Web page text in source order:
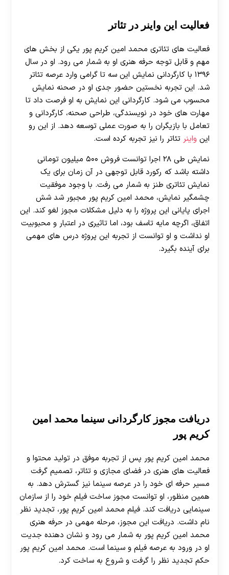
فعالیت این واینر در تئاتر
فعالیت های تئاتری محمد امین کریم پور یکی از بخش های
مهم و قابل توجه حرفه هنری او به شمار می‌ رود. او در سال
۱۳۹۶ با کارگردانی نمایش این سه تا گرامی وارد عرصه تئاتر
شد. این تجربه نخستین حضور جدی او در صحنه نمایش
محسوب می‌ شود. کارگردانی این نمایش به او فرصت داد تا
مهارت های خود در نویسندگی، طراحی صحنه، کارگردانی و
تعامل با بازیگران را به صورت عملی توسعه دهد. از این رو
این واینر تئاتر را نیز تجربه کرده است.
نمایش طی ۲۸ اجرا توانست فروش ۵۰۰ میلیون تومانی
داشته باشد که رکورد قابل توجهی در آن زمان برای یک
نمایش تئاتری طنز به شمار می‌ رفت. با وجود موفقیت
چشمگیر نمایش، محمد امین کریم پور مجبور شد شش
اجرای پایانی این پروژه را به دلیل مشکلات مجوز لغو کند. این
اتفاق، اگرچه مایه تاسف بود، اما تاثیری در اعتبار و محبوبیت
او نداشت و او توانست از تجربه این پروژه درس های مهمی
برای آینده بگیرد.
دریافت مجوز کارگردانی سینما محمد امین
کریم پور
محمد امین کریم پور پس از تجربه موفق در تولید محتوا و
فعالیت های هنری در فضای مجازی و تئاتر، تصمیم گرفت
مسیر حرفه ای خود را در عرصه سینما نیز گسترش دهد. به
همین منظور، او توانست مجوز ساخت فیلم خود را از سازمان
سینمایی دریافت کند. فیلم محمد امین کریم پور، تجدید نظر
نام داشت. دریافت این مجوز، مرحله مهمی در حرفه هنری
محمد امین کریم پور به شمار می‌ رود و نشان‌ دهنده جدیت
او در ورود به عرصه فیلم و سینما است. محمد امین کریم پور
حکم تجدید نظر را گرفت و شروع به ساخت کرد.